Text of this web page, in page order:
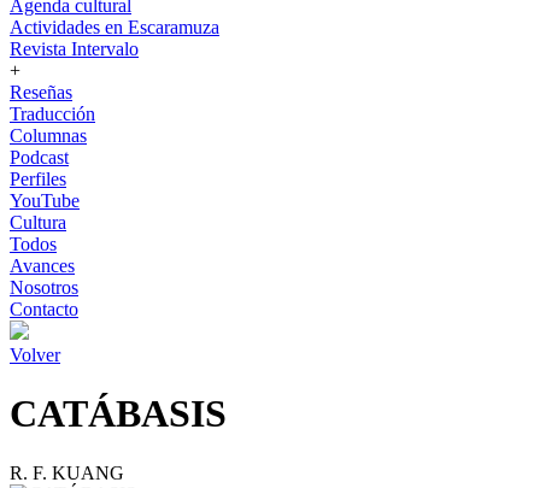
Agenda cultural
Actividades en Escaramuza
Revista Intervalo
+
Reseñas
Traducción
Columnas
Podcast
Perfiles
YouTube
Cultura
Todos
Avances
Nosotros
Contacto
Volver
CATÁBASIS
R. F. KUANG